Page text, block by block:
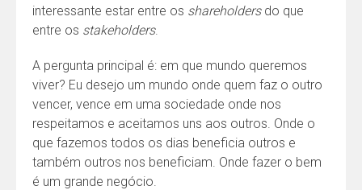
interessante estar entre os shareholdersdo que
entre os stakeholders.
A pergunta principal é: em que mundo queremos
viver? Eu desejo um mundo onde quem faz o outro
vencer, vence em uma sociedade onde nos
respeitamos e aceitamos uns aos outros. Onde o
que fazemos todos os dias beneficia outros e
também outros nos beneficiam. Onde fazer o bem
é um grande negócio.